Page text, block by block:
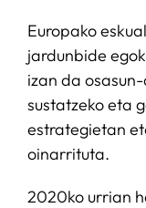
Europako
jardunbide
izan da
sustatzeko eta
estrategietan
oinarrituta.
2020ko urrian